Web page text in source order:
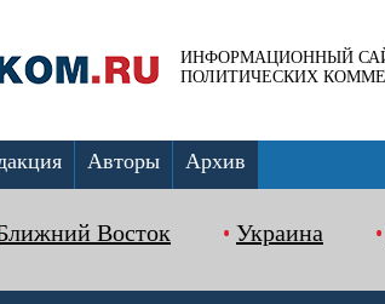
ИНФОРМАЦИОННЫЙ
ПОЛИТИЧЕСКИХ
Авторы Архив
Восток Украина